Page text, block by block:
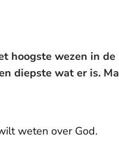
hoogste wezen in
diepste wat er is.
weten over God.